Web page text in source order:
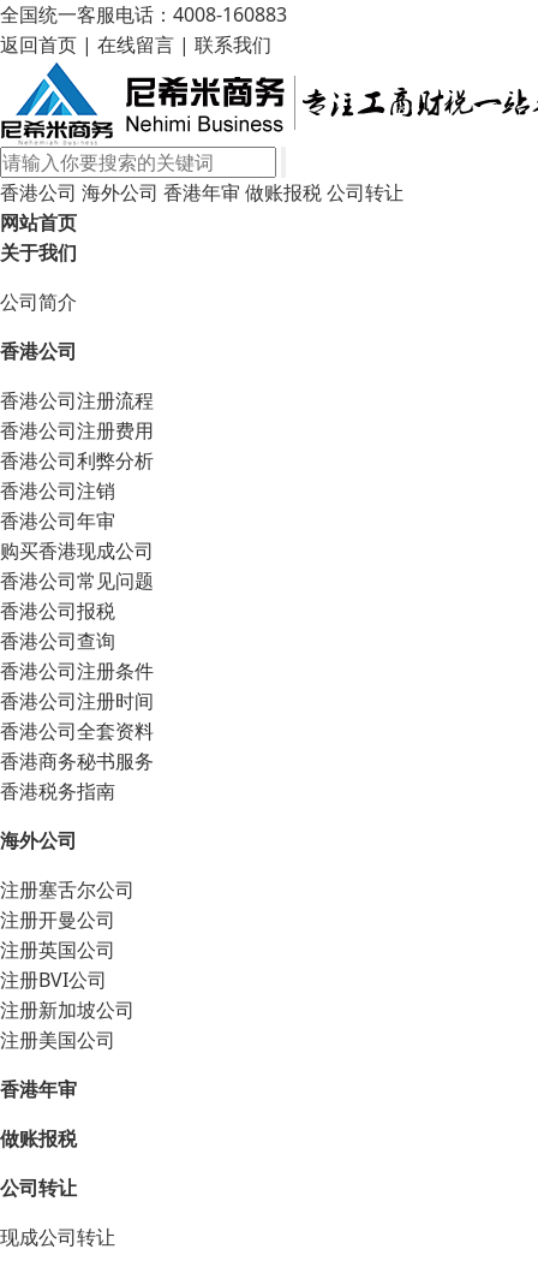
全国统一客服电话：4008-160883
返回首页 | 在线留言 | 联系我们
香港公司 海外公司 香港年审 做账报税公司转让
网站首页
关于我们
公司简介
香港公司
香港公司注册流程
香港公司注册费用
香港公司利弊分析
香港公司注销
香港公司年审
购买香港现成公司
香港公司常见问题
香港公司报税
香港公司查询
香港公司注册条件
香港公司注册时间
香港公司全套资料
香港商务秘书服务
香港税务指南
海外公司
注册塞舌尔公司
注册开曼公司
注册英国公司
注册BVI公司
注册新加坡公司
注册美国公司
香港年审
做账报税
公司转让
现成公司转让